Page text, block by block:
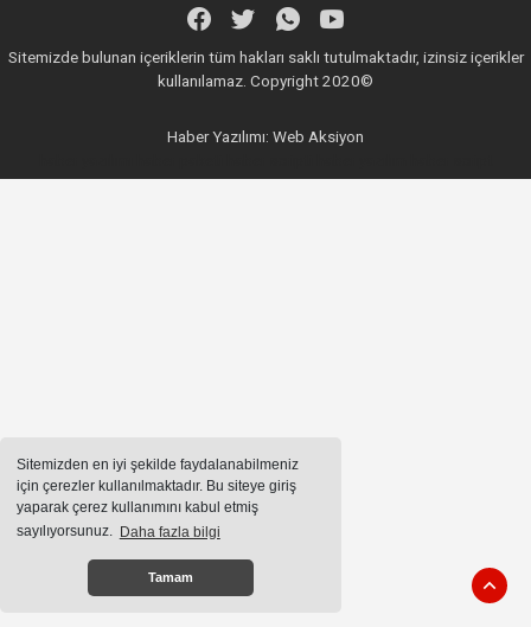
Sitemizden en iyi şekilde faydalanabilmeniz
için çerezler kullanılmaktadır. Bu siteye giriş
yaparak çerez kullanımını kabul etmiş
sayılıyorsunuz. Daha fazla bilgi
Tamam
Sitemizde bulunan içeriklerin tüm hakları saklı tutulmaktadır, izinsiz içerikler
kullanılamaz. Copyright 2020©
Haber Yazılımı: Web Aksiyon